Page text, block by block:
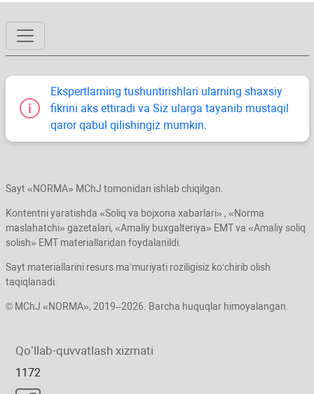
Ekspertlarning tushuntirishlari ularning shaхsiy
fikrini aks ettiradi va Siz ularga tayanib mustaqil
qaror qabul qilishingiz mumkin.
Sayt «NORMA» MChJ tomonidan ishlab chiqilgan.
Kontentni yaratishda «Soliq va bojхona хabarlari» , «Norma
maslahatchi» gazetalari, «Amaliy buхgalteriya» EMT va «Amaliy soliq
solish» EMT materiallaridan foydalanildi.
Sayt materiallarini resurs ma’muriyati roziligisiz koʻchirib olish
taqiqlanadi.
© MChJ «NORMA», 2019–2026. Barcha huquqlar himoyalangan.
Qoʻllab-quvvatlash хizmati
1172